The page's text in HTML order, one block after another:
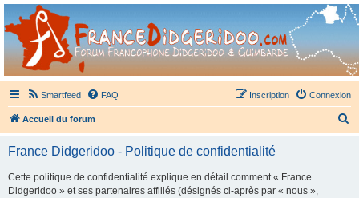
France Didgeridoo
Didgeridoo et Guimbarde sur France Didgeridoo - retrouvez la communauté.
Smartfeed FAQ Connexion
Inscription
Accueil du forum
France Didgeridoo - Politique de confidentialité
Cette politique de confidentialité explique en détail comment « France
Didgeridoo » et ses partenaires affiliés (désignés ci-après par « nous »,